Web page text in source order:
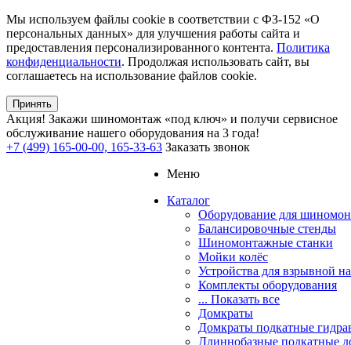
Мы используем файлы cookie в соответствии с ФЗ-152 «О
персональных данных» для улучшения работы сайта и
предоставления персонализированного контента. Политика
конфиденциальности. Продолжая использовать сайт, вы
соглашаетесь на использование файлов cookie.
Принять
Акция! Закажи шиномонтаж «под ключ» и получи сервисное
обслуживание нашего оборудования на 3 года!
+7 (499) 165-00-00, 165-33-63 Заказать звонок
Меню
Каталог
Оборудование для
Балансировочные стенды
Шиномонтажные станки
Мойки колёс
Устройства для взрывной
Комплекты оборудования
... Показать все
Домкраты
Домкраты подкатные
Длиннобазные подкатные